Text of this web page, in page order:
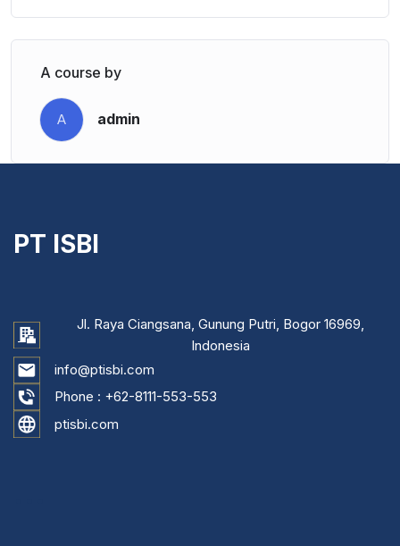
A course by
A admin
PT ISBI
Jl. Raya Ciangsana, Gunung Putri, Bogor 16969,
Indonesia
info@ptisbi.com
Phone : +62-8111-553-553
ptisbi.com